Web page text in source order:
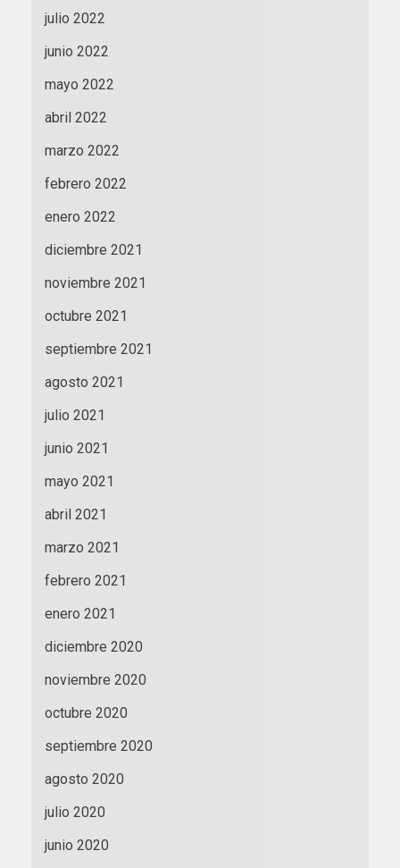
julio 2022
junio 2022
mayo 2022
abril 2022
marzo 2022
febrero 2022
enero 2022
diciembre 2021
noviembre 2021
octubre 2021
septiembre 2021
agosto 2021
julio 2021
junio 2021
mayo 2021
abril 2021
marzo 2021
febrero 2021
enero 2021
diciembre 2020
noviembre 2020
octubre 2020
septiembre 2020
agosto 2020
julio 2020
junio 2020